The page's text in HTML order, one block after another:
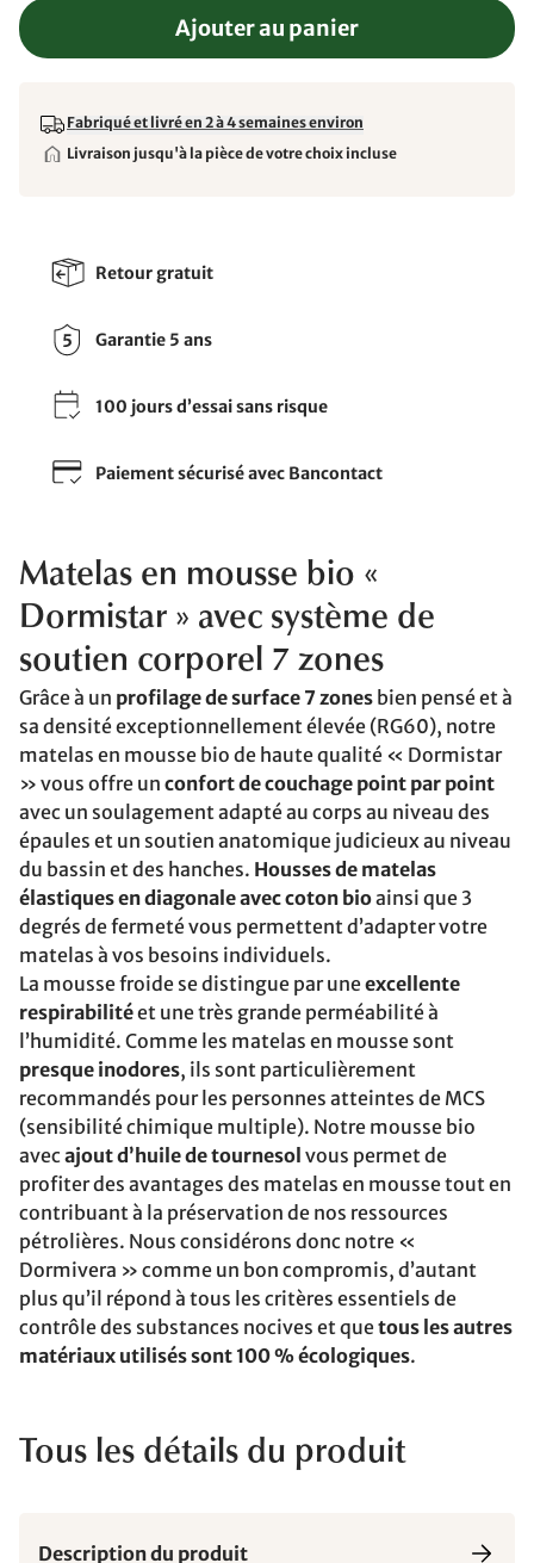
Ajouter au panier
Fabriqué et livré en 2 à 4 semaines environ
Livraison jusqu'à la pièce de votre choix incluse
Retour gratuit
Garantie 5 ans
100 jours d’essai sans risque
Paiement sécurisé avec Bancontact
Matelas en mousse bio «
Dormistar » avec système de
soutien corporel 7 zones
Grâce à un profilage de surface 7 zones bien pensé et à
sa densité exceptionnellement élevée (RG60), notre
matelas en mousse bio de haute qualité « Dormistar
» vous offre un confort de couchage point par point
avec un soulagement adapté au corps au niveau des
épaules et un soutien anatomique judicieux au niveau
du bassin et des hanches. Housses de matelas
élastiques en diagonale avec coton bioainsi que 3
degrés de fermeté vous permettent d’adapter votre
matelas à vos besoins individuels.
La mousse froide se distingue par uneexcellente
respirabilitéet une très grande perméabilité à
l’humidité. Comme les matelas en mousse sont
presque inodores, ils sont particulièrement
recommandés pour les personnes atteintes de MCS
(sensibilité chimique multiple). Notre mousse bio
avecajout d’huile de tournesol vous permet de
profiter des avantages des matelas en mousse tout en
contribuant à la préservation de nos ressources
pétrolières. Nous considérons donc notre «
Dormivera » comme un bon compromis, d’autant
plus qu’il répond à tous les critères essentiels de
contrôle des substances nocives et quetous les autres
matériaux utilisés sont 100 % écologiques.
Tous les détails du produit
Description du produit